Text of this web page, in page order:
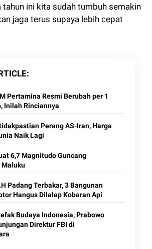
ini kita sudah tumbuh semakin
jaga terus supaya lebih cepat
Pertamina Resmi Berubah per 1
Inilah Rinciannya
Perang AS-Iran, Harga
Naik Lagi
6,7 Magnitudo Guncang
Maluku
Padang Terbakar, 3 Bangunan
Hangus Dilalap Kobaran Api
Budaya Indonesia, Prabowo
Direktur FBI di